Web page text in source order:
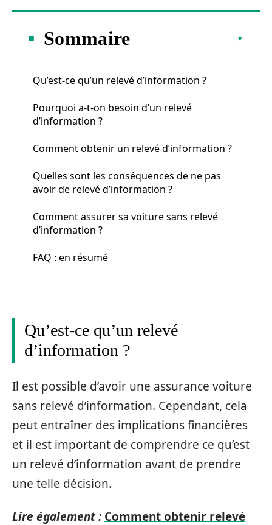
Sommaire
Qu’est-ce qu’un relevé d’information ?
Pourquoi a-t-on besoin d’un relevé
d’information ?
Comment obtenir un relevé d’information ?
Quelles sont les conséquences de ne pas
avoir de relevé d’information ?
Comment assurer sa voiture sans relevé
d’information ?
FAQ : en résumé
Qu’est-ce qu’un relevé
d’information ?
Il est possible d’avoir une assurance voiture
sans relevé d’information. Cependant, cela
peut entraîner des implications financières
et il est important de comprendre ce qu’est
un relevé d’information avant de prendre
une telle décision.
Lire également : Comment obtenir relevé